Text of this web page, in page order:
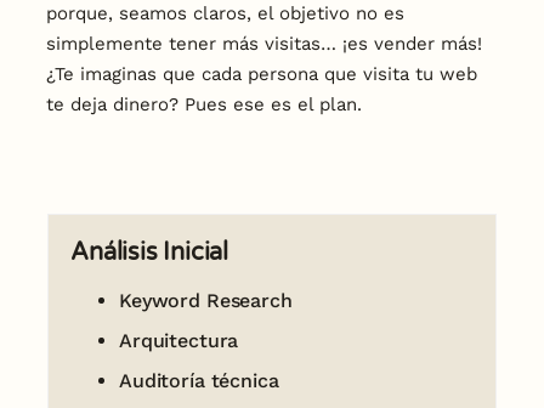
porque, seamos claros, el objetivo no es
simplemente tener más visitas… ¡es vender más!
¿Te imaginas que cada persona que visita tu web
te deja dinero? Pues ese es el plan.
Análisis Inicial
Keyword Research
Arquitectura
Auditoría técnica